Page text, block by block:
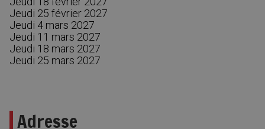
Jeudi 25 février 2027
Jeudi 4 mars 2027
Jeudi 11 mars 2027
Jeudi 18 mars 2027
Jeudi 25 mars 2027
Adresse